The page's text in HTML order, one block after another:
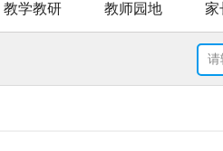
教学教研 教师园地 家